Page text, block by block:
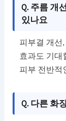
Q. 주름 개
있나요
피부결 개선
효과도 기대
피부 전반적
Q. 다른 화